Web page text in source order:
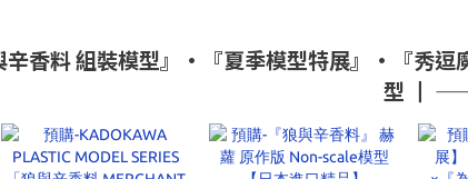
辛香料 組裝模型』•『夏季模型特展』•『秀
型 ┃ ――